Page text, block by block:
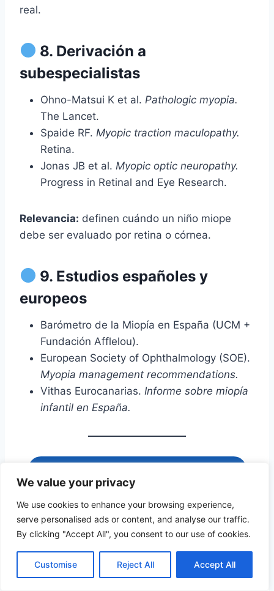
We value your privacy
We use cookies to enhance your browsing experience,
serve personalised ads or content, and analyse our traffic.
By clicking "Accept All", you consent to our use of cookies.
Customise Reject All Accept All
real.
8. Derivación a
subespecialistas
Ohno-Matsui K et al. Pathologic myopia.
The Lancet.
Spaide RF. Myopic traction maculopathy.
Retina.
Jonas JB et al. Myopic optic neuropathy.
Progress in Retinal and Eye Research.
Relevancia: definen cuándo un niño miope
debe ser evaluado por retina o córnea.
9. Estudios españoles y
europeos
Barómetro de la Miopía en España (UCM +
Fundación Afflelou).
European Society of Ophthalmology (SOE).
Myopia management recommendations.
Vithas Eurocanarias. Informe sobre miopía
infantil en España.
Enlaces relacionados
Prevención de la alta miopía
↑ Volver al índice